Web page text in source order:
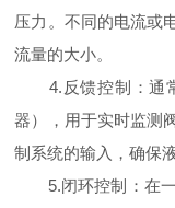
压力。不同的电流或
流量的大小。
4.反馈控制：通常
器），用于实时监测
制系统的输入，确保
5.闭环控制：在一